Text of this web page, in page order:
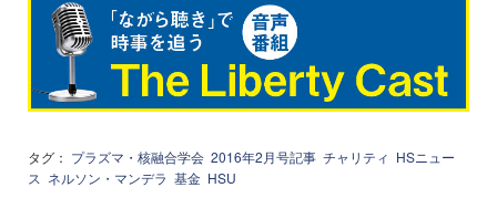
タグ： プラズマ・核融合学会 2016年2月号記事 チャリティ HSニュー
ス ネルソン・マンデラ 基金 HSU